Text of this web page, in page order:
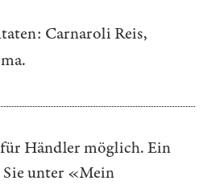
Carnaroli Reis,
Händler möglich. Ein
unter «Mein